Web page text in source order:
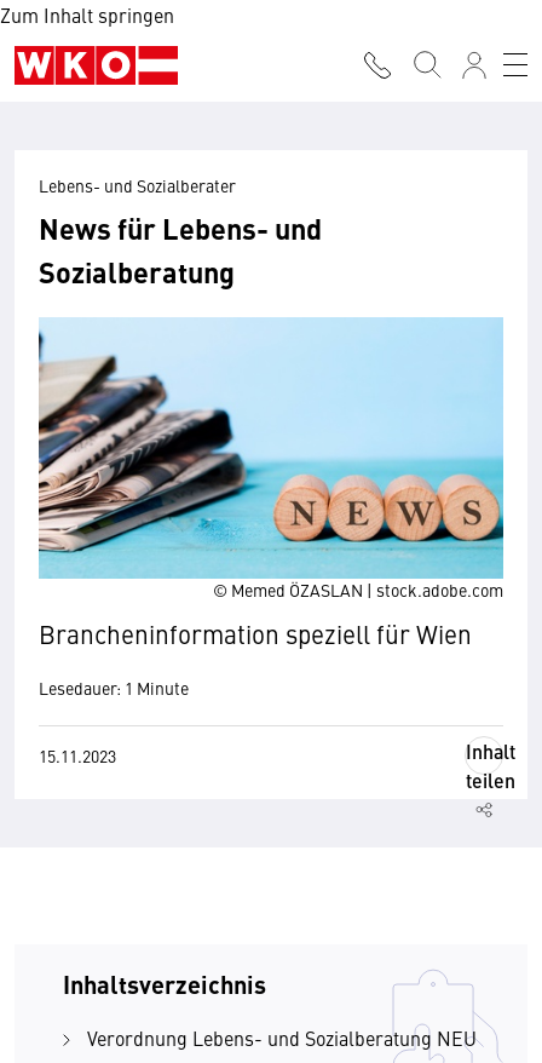
Zum Inhalt springen
© Memed ÖZASLAN | stock.adobe.com
Lebens- und Sozialberater
News für Lebens- und
Sozialberatung
Brancheninformation speziell für Wien
Lesedauer: 1 Minute
15.11.2023
Inhalt
teilen
Inhaltsverzeichnis
Verordnung Lebens- und Sozialberatung NEU